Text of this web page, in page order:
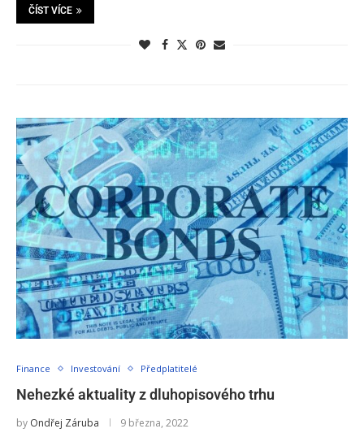
ČÍST VÍCE
Finance Investování Předplatitelé
Nehezké aktuality z dluhopisového trhu
by Ondřej Záruba 9 března, 2022